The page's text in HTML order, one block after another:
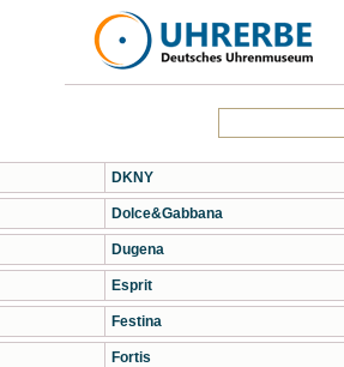
DKNY
Dolce&Gabbana
Dugena
Esprit
Festina
Fortis